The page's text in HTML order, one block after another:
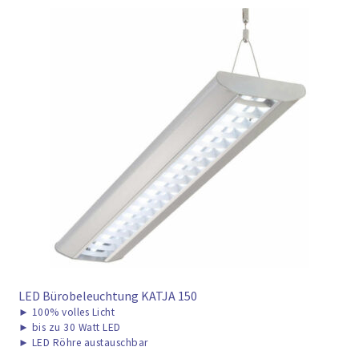
LED Bürobeleuchtung KATJA 150
► 100% volles Licht
► bis zu 30 Watt LED
► LED Röhre austauschbar